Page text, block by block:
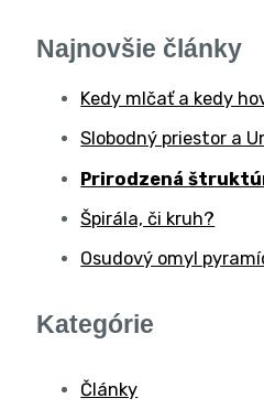
Najnovšie články
Kedy mlčať a kedy
Slobodný priestor a
Prirodzená
Špirála, či kruh?
Osudový omyl
Kategórie
Články